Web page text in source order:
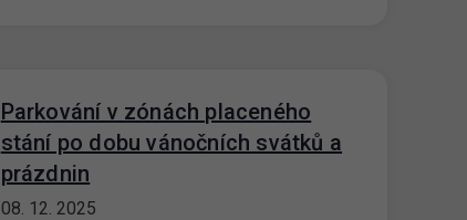
Parkování v zónách placeného
stání po dobu vánočních svátků a
prázdnin
08. 12. 2025